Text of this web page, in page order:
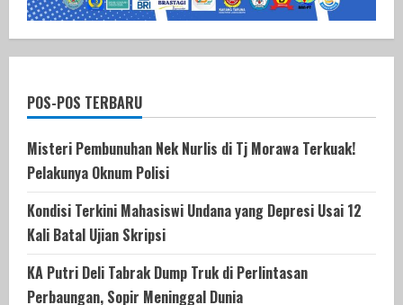
POS-POS TERBARU
Misteri Pembunuhan Nek Nurlis di Tj Morawa Terkuak!
Pelakunya Oknum Polisi
Kondisi Terkini Mahasiswi Undana yang Depresi Usai 12
Kali Batal Ujian Skripsi
KA Putri Deli Tabrak Dump Truk di Perlintasan
Perbaungan, Sopir Meninggal Dunia